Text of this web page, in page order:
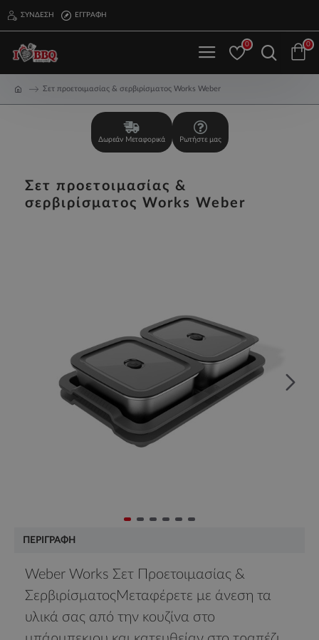
ΣΎΝΔΕΣΗ ΕΓΓΡΑΦΉ
0 0
Σετ προετοιμασίας & σερβιρίσματος Works Weber
Δωρεάν Μεταφορικά Ρωτήστε μας
Σετ προετοιμασίας &
σερβιρίσματος Works Weber
ΠΕΡΙΓΡΑΦΉ
Weber Works Σετ Προετοιμασίας &
ΣερβιρίσματοςΜεταφέρετε με άνεση τα
υλικά σας από την κουζίνα στο